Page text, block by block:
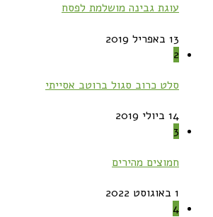
עוגת גבינה מושלמת לפסח
13 באפריל 2019
2
סלט כרוב סגול ברוטב אסייתי
14 ביולי 2019
3
חמוצים מהירים
1 באוגוסט 2022
4